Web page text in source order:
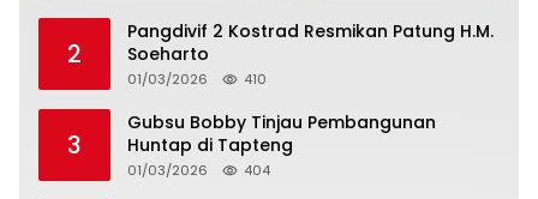
2
Pangdivif 2 Kostrad Resmikan Patung H.M.
Soeharto
01/03/2026 410
3
Gubsu Bobby Tinjau Pembangunan
Huntap di Tapteng
01/03/2026 404